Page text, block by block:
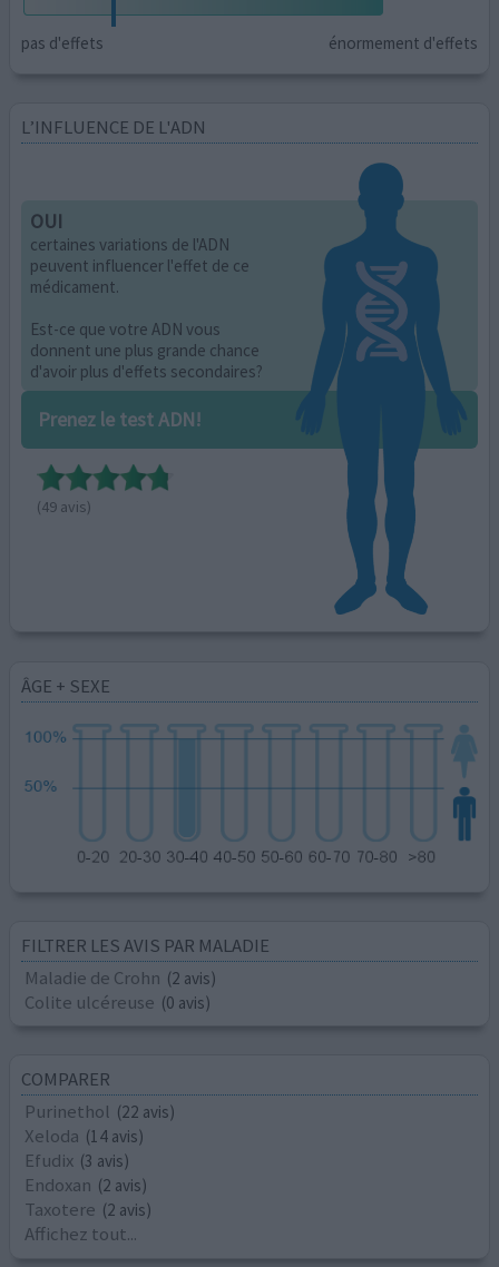
pas d'effets énormement d'effets
L’INFLUENCE DE L'ADN
OUI
certaines variations de l'ADN
peuvent influencer l'effet de ce
médicament.
Est-ce que votre ADN vous
donnent une plus grande chance
d'avoir plus d'effets secondaires?
Prenez le test ADN!
(49 avis)
ÂGE + SEXE
FILTRER LES AVIS PAR MALADIE
Maladie de Crohn (2 avis)
Colite ulcéreuse (0 avis)
COMPARER
Purinethol (22 avis)
Xeloda (14 avis)
Efudix (3 avis)
Endoxan (2 avis)
Taxotere (2 avis)
Affichez tout...